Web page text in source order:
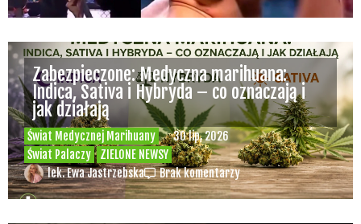
Świat Medycznej Marihuany
Świat Palaczy
ZIELONE NEWSY
30 lip, 2026
Zabezpieczone: Medyczna marihuana:
Indica, Sativa i Hybryda – co oznaczają i
jak działają
lek. Ewa Jastrzebska Brak komentarzy